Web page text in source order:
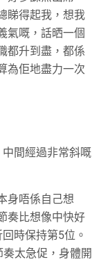
睇得起我，想我
氣嘅，話晒一個
都升到盡，都係
為佢地盡力一次
間經過非常斜嘅
身唔係自己想
奏比想像中快好
時保持第5位。
太急促，身體開